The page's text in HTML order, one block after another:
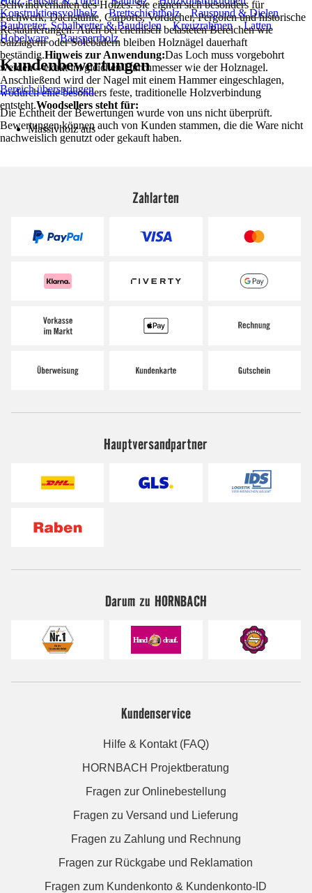
Schwindverhalten des Holzes. Sie eignen sich besonders für
Fachwerk, Dachstühle, Carports, Vordächer, Pergolen und historische
Restaurierungen. Auch bei chemisch belasteten Bereichen wie
Salzlagern oder Solebädern bleiben Holznägel dauerhaft
beständig.Hinweis zur Anwendung:Das Loch muss vorgebohrt
werden – exakt im gleichen Durchmesser wie der Holznagel.
Anschließend wird der Nagel mit einem Hammer eingeschlagen,
wodurch eine besonders feste, traditionelle Holzverbindung
entsteht.Woodsellers steht für:
Massivholz aus
Konstruktionsvollholz
Brettschichtholz
Rauspund & Dielen
Baubretter, Schalbretter & Baudielen
Kreuzrahmen
Latten
Hobelware
Bausperrholz
Kundenbewertungen
Bereich überspringen
Die Echtheit der Bewertungen wurde von uns nicht überprüft.
Bewertungen können auch von Kunden stammen, die die Ware nicht
nachweislich genutzt oder gekauft haben.
Zahlarten
Hauptversandpartner
Darum zu HORNBACH
Kundenservice
Hilfe & Kontakt (FAQ)
HORNBACH Projektberatung
Fragen zur Onlinebestellung
Fragen zu Versand und Lieferung
Fragen zu Zahlung und Rechnung
Fragen zur Rückgabe und Reklamation
Fragen zum Kundenkonto & Kundenkonto-ID